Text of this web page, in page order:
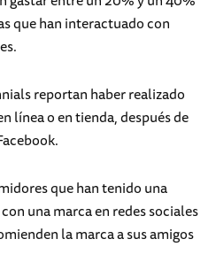
que han interactuado con
reportan haber realizado
línea o en tienda, después de
que han tenido una
una marca en redes sociales
la marca a sus amigos